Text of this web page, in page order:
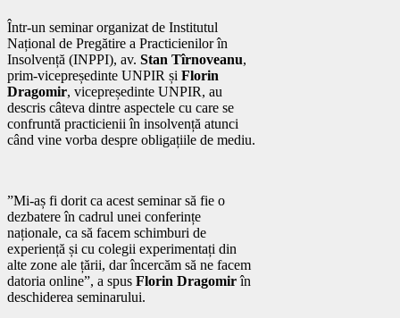
Într-un seminar organizat de Institutul
Național de Pregătire a Practicienilor în
Insolvență (INPPI), av. Stan Tîrnoveanu,
prim-vicepreședinte UNPIR și Florin
Dragomir, vicepreședinte UNPIR, au
descris câteva dintre aspectele cu care se
confruntă practicienii în insolvență atunci
când vine vorba despre obligațiile de mediu.
”Mi-aș fi dorit ca acest seminar să fie o
dezbatere în cadrul unei conferințe
naționale, ca să facem schimburi de
experiență și cu colegii experimentați din
alte zone ale țării, dar încercăm să ne facem
datoria online”, a spus Florin Dragomirîn
deschiderea seminarului.